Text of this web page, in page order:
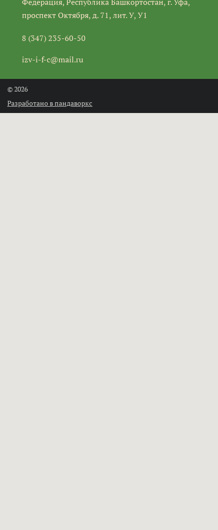
проспект Октября, д. 71, лит. У, У1
8 (347) 235-60-50
izv-i-f-c@mail.ru
© 2026
Разработано в пандаворкс